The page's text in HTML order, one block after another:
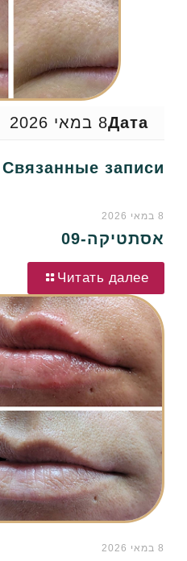
Дата8 במאי 2026
Связанные записи
8 במאי 2026
אסתטיקה-09
Читать далее
8 במאי 2026